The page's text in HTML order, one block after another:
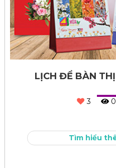
LỊCH ĐỂ BÀN
3 0
Tìm hiểu